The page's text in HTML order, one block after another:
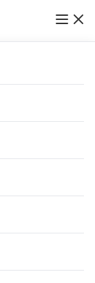
6つの指針」
7つの提言」
ト 作品募
07月11日（木）
ンテスト
した。